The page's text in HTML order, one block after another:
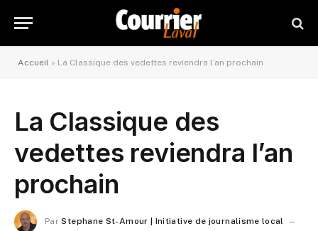
Accueil » La Classique des vedettes reviendra l’an prochain
La Classique des
vedettes reviendra l’an
prochain
Par Stephane St-Amour | Initiative de journalisme local